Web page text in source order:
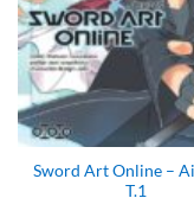
Sword Art Online –
T.1